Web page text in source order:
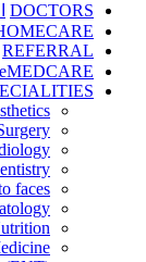
DOCTORS
REFERRAL
faces